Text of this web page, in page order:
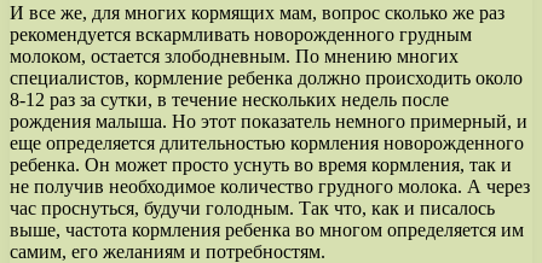
И все же, для многих кормящих мам, вопрос сколько же раз
рекомендуется вскармливать новорожденного грудным
молоком, остается злободневным. По мнению многих
специалистов, кормление ребенка должно происходить около
8-12 раз за сутки, в течение нескольких недель после
рождения малыша. Но этот показатель немного примерный, и
еще определяется длительностью кормления новорожденного
ребенка. Он может просто уснуть во время кормления, так и
не получив необходимое количество грудного молока. А через
час проснуться, будучи голодным. Так что, как и писалось
выше, частота кормления ребенка во многом определяется им
самим, его желаниям и потребностям.